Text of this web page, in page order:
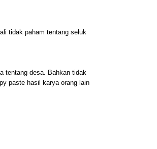
tidak paham tentang seluk
tentang desa. Bahkan tidak
paste hasil karya orang lain